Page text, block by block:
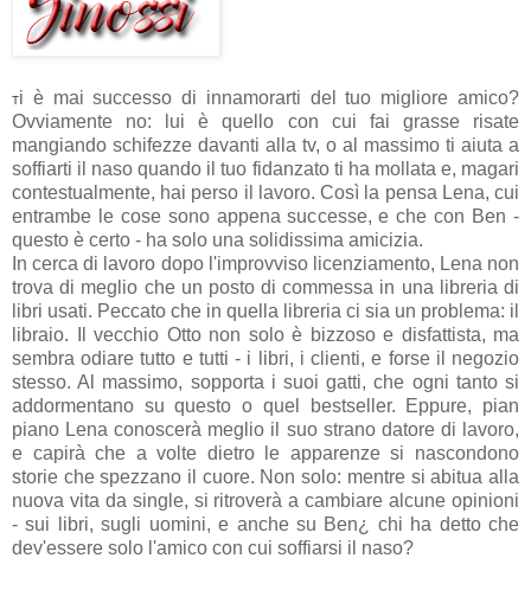
Ti è mai successo di innamorarti del tuo migliore amico?
Ovviamente no: lui è quello con cui fai grasse risate
mangiando schifezze davanti alla tv, o al massimo ti aiuta a
soffiarti il naso quando il tuo fidanzato ti ha mollata e, magari
contestualmente, hai perso il lavoro. Così la pensa Lena, cui
entrambe le cose sono appena successe, e che con Ben -
questo è certo - ha solo una solidissima amicizia.
In cerca di lavoro dopo l'improvviso licenziamento, Lena non
trova di meglio che un posto di commessa in una libreria di
libri usati. Peccato che in quella libreria ci sia un problema: il
libraio. Il vecchio Otto non solo è bizzoso e disfattista, ma
sembra odiare tutto e tutti - i libri, i clienti, e forse il negozio
stesso. Al massimo, sopporta i suoi gatti, che ogni tanto si
addormentano su questo o quel bestseller. Eppure, pian
piano Lena conoscerà meglio il suo strano datore di lavoro,
e capirà che a volte dietro le apparenze si nascondono
storie che spezzano il cuore. Non solo: mentre si abitua alla
nuova vita da single, si ritroverà a cambiare alcune opinioni
- sui libri, sugli uomini, e anche su Ben¿ chi ha detto che
dev'essere solo l'amico con cui soffiarsi il naso?